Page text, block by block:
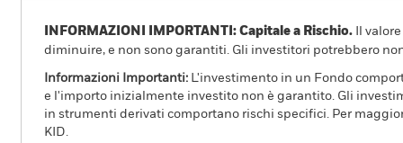
INFORMAZIONI IMPORTANTI: Capitale a Rischio. Il
diminuire, e non sono garantiti. Gli investitori potrebbero
Informazioni Importanti: L'investimento in un Fondo
e l'importo inizialmente investito non è garantito. Gli
in strumenti derivati comportano rischi specifici. Per
KID.